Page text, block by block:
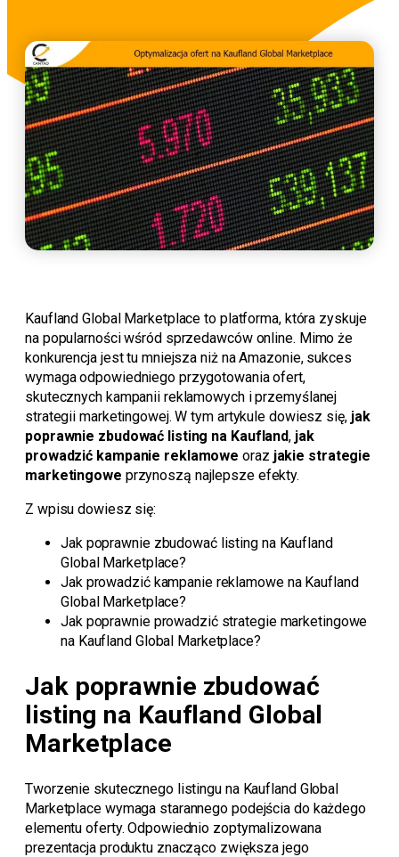
Kaufland Global Marketplace to platforma, która zyskuje
na popularności wśród sprzedawców online. Mimo że
konkurencja jest tu mniejsza niż na Amazonie, sukces
wymaga odpowiedniego przygotowania ofert,
skutecznych kampanii reklamowych i przemyślanej
strategii marketingowej. W tym artykule dowiesz się, jak
poprawnie zbudować listing na Kaufland, jak
prowadzić kampanie reklamowe oraz jakie strategie
marketingowe przynoszą najlepsze efekty.
Z wpisu dowiesz się:
Jak poprawnie zbudować listing na Kaufland
Global Marketplace?
Jak prowadzić kampanie reklamowe na Kaufland
Global Marketplace?
Jak poprawnie prowadzić strategie marketingowe
na Kaufland Global Marketplace?
Jak poprawnie zbudować
listing na Kaufland Global
Marketplace
Tworzenie skutecznego listingu na Kaufland Global
Marketplace wymaga starannego podejścia do każdego
elementu oferty. Odpowiednio zoptymalizowana
prezentacja produktu znacząco zwiększa jego